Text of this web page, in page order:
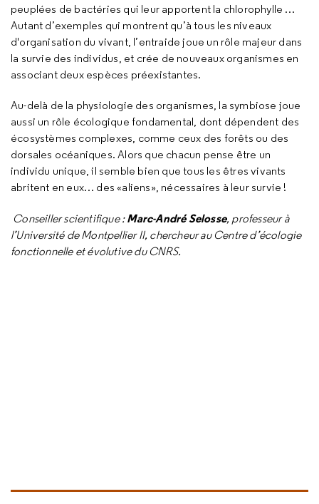
peuplées de bactéries qui leur apportent la chlorophylle …
Autant d’exemples qui montrent qu’à tous les niveaux
d'organisation du vivant, l’entraide joue un rôle majeur dans
la survie des individus, et crée de nouveaux organismes en
associant deux espèces préexistantes.
Au-delà de la physiologie des organismes, la symbiose joue
aussi un rôle écologique fondamental, dont dépendent des
écosystèmes complexes, comme ceux des forêts ou des
dorsales océaniques. Alors que chacun pense être un
individu unique, il semble bien que tous les êtres vivants
abritent en eux… des «aliens», nécessaires à leur survie !
Conseiller scientifique :Marc-André Selosse, professeur à
l’Université de Montpellier II, chercheur au Centre d’écologie
fonctionnelle et évolutive du CNRS.